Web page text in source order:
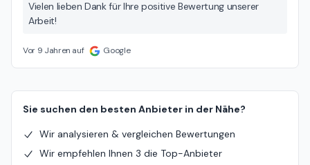
Vielen lieben Dank für Ihre positive Bewertung unserer
Arbeit!
Vor 9 Jahren auf Google
Sie suchen den besten Anbieter in der Nähe?
Wir analysieren & vergleichen Bewertungen
Wir empfehlen Ihnen 3 die Top-Anbieter